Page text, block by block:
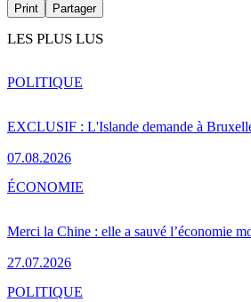
Print Partager
LES PLUS LUS
EXCLUSIF : L'Islande demande à
07.08.2026
POLITIQUE
Merci la Chine : elle a sauvé l’économie
27.07.2026
ÉCONOMIE
POLITIQUE